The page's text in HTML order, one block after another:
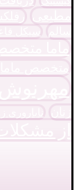
مطیعی
سالم
سیکل
ماما
متخصص
زنان
ناباروری
از